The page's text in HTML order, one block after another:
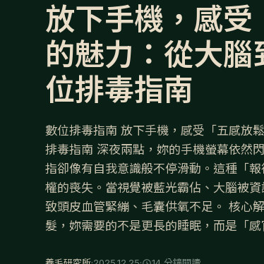
放下手機，感受
的魅力：從大
位排毒指南
數位排毒指南 放下手機，感受「五感放
排毒指南 深夜兩點，妳的手機螢幕依然
指卻像有自我意識般不停滑動。這種「
權的喪失。當視覺被藍光霸佔、大腦被
致頭皮血管緊繃、毛囊供氧不足。 核心
髮，妳需要的不是更長的睡眠，而是「